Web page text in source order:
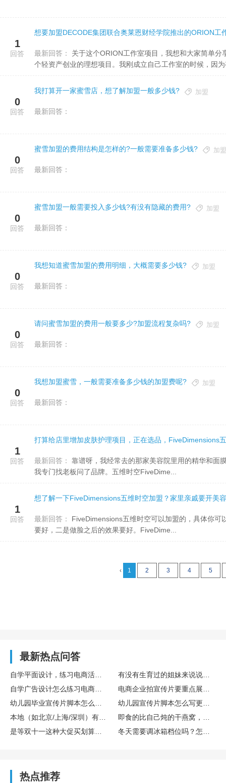
1
回答 最新回答：
个轻资产创业的理想项目。我刚成立自己工作室的时候，因
0
回答
我打算开一家蜜雪店，想了解加盟一般多少钱? 加盟
最新回答：
0
回答
蜜雪加盟的费用结构是怎样的?一般需要准备多少钱? 加盟
最新回答：
0
回答
蜜雪加盟一般需要投入多少钱?有没有隐藏的费用? 加盟
最新回答：
0
回答
我想知道蜜雪加盟的费用明细，大概需要多少钱? 加盟
最新回答：
0
回答
请问蜜雪加盟的费用一般要多少?加盟流程复杂吗? 加盟
最新回答：
0
回答
我想加盟蜜雪，一般需要准备多少钱的加盟费呢? 加盟
最新回答：
1
回答 最新回答：
我专门找老板问了品牌。五维时空FiveDime...
1
回答 最新回答：
要好，二是做脸之后的效果要好。FiveDime...
‹ 1 2 3 4 5
最新热点问答
热点推荐